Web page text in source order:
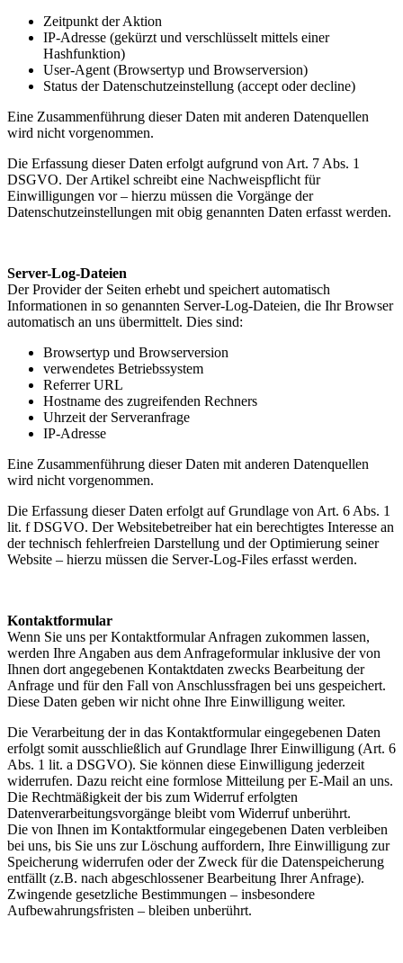
Zeitpunkt der Aktion
IP-Adresse (gekürzt und verschlüsselt mittels einer
Hashfunktion)
User-Agent (Browsertyp und Browserversion)
Status der Datenschutzeinstellung (accept oder decline)
Eine Zusammenführung dieser Daten mit anderen Datenquellen
wird nicht vorgenommen.
Die Erfassung dieser Daten erfolgt aufgrund von Art. 7 Abs. 1
DSGVO. Der Artikel schreibt eine Nachweispflicht für
Einwilligungen vor – hierzu müssen die Vorgänge der
Datenschutzeinstellungen mit obig genannten Daten erfasst werden.
Server-Log-Dateien
Der Provider der Seiten erhebt und speichert automatisch
Informationen in so genannten Server-Log-Dateien, die Ihr Browser
automatisch an uns übermittelt. Dies sind:
Browsertyp und Browserversion
verwendetes Betriebssystem
Referrer URL
Hostname des zugreifenden Rechners
Uhrzeit der Serveranfrage
IP-Adresse
Eine Zusammenführung dieser Daten mit anderen Datenquellen
wird nicht vorgenommen.
Die Erfassung dieser Daten erfolgt auf Grundlage von Art. 6 Abs. 1
lit. f DSGVO. Der Websitebetreiber hat ein berechtigtes Interesse an
der technisch fehlerfreien Darstellung und der Optimierung seiner
Website – hierzu müssen die Server-Log-Files erfasst werden.
Kontaktformular
Wenn Sie uns per Kontaktformular Anfragen zukommen lassen,
werden Ihre Angaben aus dem Anfrageformular inklusive der von
Ihnen dort angegebenen Kontaktdaten zwecks Bearbeitung der
Anfrage und für den Fall von Anschlussfragen bei uns gespeichert.
Diese Daten geben wir nicht ohne Ihre Einwilligung weiter.
Die Verarbeitung der in das Kontaktformular eingegebenen Daten
erfolgt somit ausschließlich auf Grundlage Ihrer Einwilligung (Art. 6
Abs. 1 lit. a DSGVO). Sie können diese Einwilligung jederzeit
widerrufen. Dazu reicht eine formlose Mitteilung per E-Mail an uns.
Die Rechtmäßigkeit der bis zum Widerruf erfolgten
Datenverarbeitungsvorgänge bleibt vom Widerruf unberührt.
Die von Ihnen im Kontaktformular eingegebenen Daten verbleiben
bei uns, bis Sie uns zur Löschung auffordern, Ihre Einwilligung zur
Speicherung widerrufen oder der Zweck für die Datenspeicherung
entfällt (z.B. nach abgeschlossener Bearbeitung Ihrer Anfrage).
Zwingende gesetzliche Bestimmungen – insbesondere
Aufbewahrungsfristen – bleiben unberührt.